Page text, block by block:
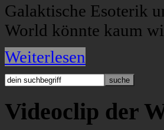
Galaktische Esoterik
World könnte kaum
Weiterlesen
Videoclip der